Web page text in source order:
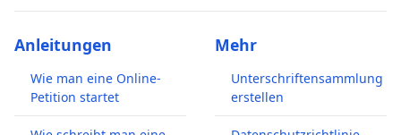
Anleitungen
Wie man eine Online-
Petition startet
Mehr
Unterschriftensammlung
erstellen